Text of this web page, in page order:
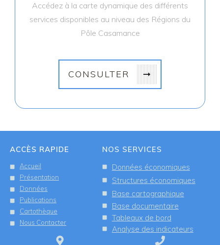
Accédez à la carte dynamique des différents
services disponibles au niveau des Régions du
Pôle Casamance
CONSULTER
ACCÈS RAPIDE
Accueil
Présentation
Données
Publications
Cartothèque
Nous Contacter
NOS SERVICES
Données économiques
Structures économiques
Base cartographique
Base documentaire
Tableaux de bord
Analyse des indicateurs